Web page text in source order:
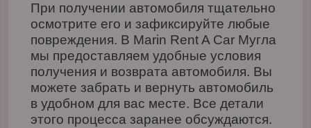
При получении автомобиля тщательно
осмотрите его и зафиксируйте любые
повреждения. В Marin Rent A Car Мугла
мы предоставляем удобные условия
получения и возврата автомобиля. Вы
можете забрать и вернуть автомобиль
в удобном для вас месте. Все детали
этого процесса заранее обсуждаются.